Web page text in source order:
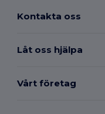
Kontakta oss
Låt oss hjälpa
Vårt företag